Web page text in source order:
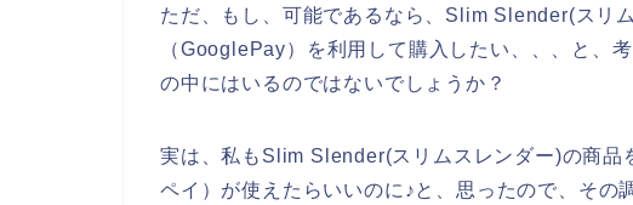
ただ、もし、可能であるなら、Slim Slender(スリ
（GooglePay）を利用して購入したい、、、と、
の中にはいるのではないでしょうか？
実は、私もSlim Slender(スリムスレンダー)の商
ペイ）が使えたらいいのに♪と、思ったので、その